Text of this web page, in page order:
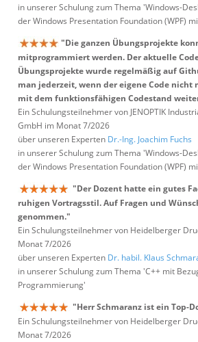
in unserer Schulung zum Thema 'Windows-
der Windows Presentation Foundation (WPF)
"Die ganzen Übungsprojekte
mitprogrammiert werden. Der aktuelle
Übungsprojekte wurde regelmäßig auf
man jederzeit, wenn der eigene Code nicht
mit dem funktionsfähigen Codestand
Ein Schulungsteilnehmer von JENOPTIK
GmbH im Monat 7/2026
über unseren Experten Dr.-Ing. Joachim Fuchs
in unserer Schulung zum Thema 'Windows-
der Windows Presentation Foundation (WPF)
"Der Dozent hatte ein gutes
ruhigen Vortragsstil. Auf Fragen und
genommen."
Ein Schulungsteilnehmer von Heidelberger
Monat 7/2026
über unseren Experten Dr. habil. Klaus
in unserer Schulung zum Thema 'C++ mit
Programmierung'
"Herr Schmaranz ist ein Top-
Ein Schulungsteilnehmer von Heidelberger
Monat 7/2026